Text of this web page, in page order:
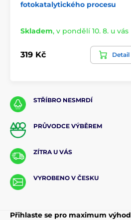
fotokatalytického procesu
Skladem, v pondělí 10. 8. u vás
319 Kč Detail
STŘÍBRO NESMRDÍ
PRŮVODCE VÝBĚREM
ZÍTRA U VÁS
VYROBENO V ČESKU
Přihlaste se pro maximum výhod